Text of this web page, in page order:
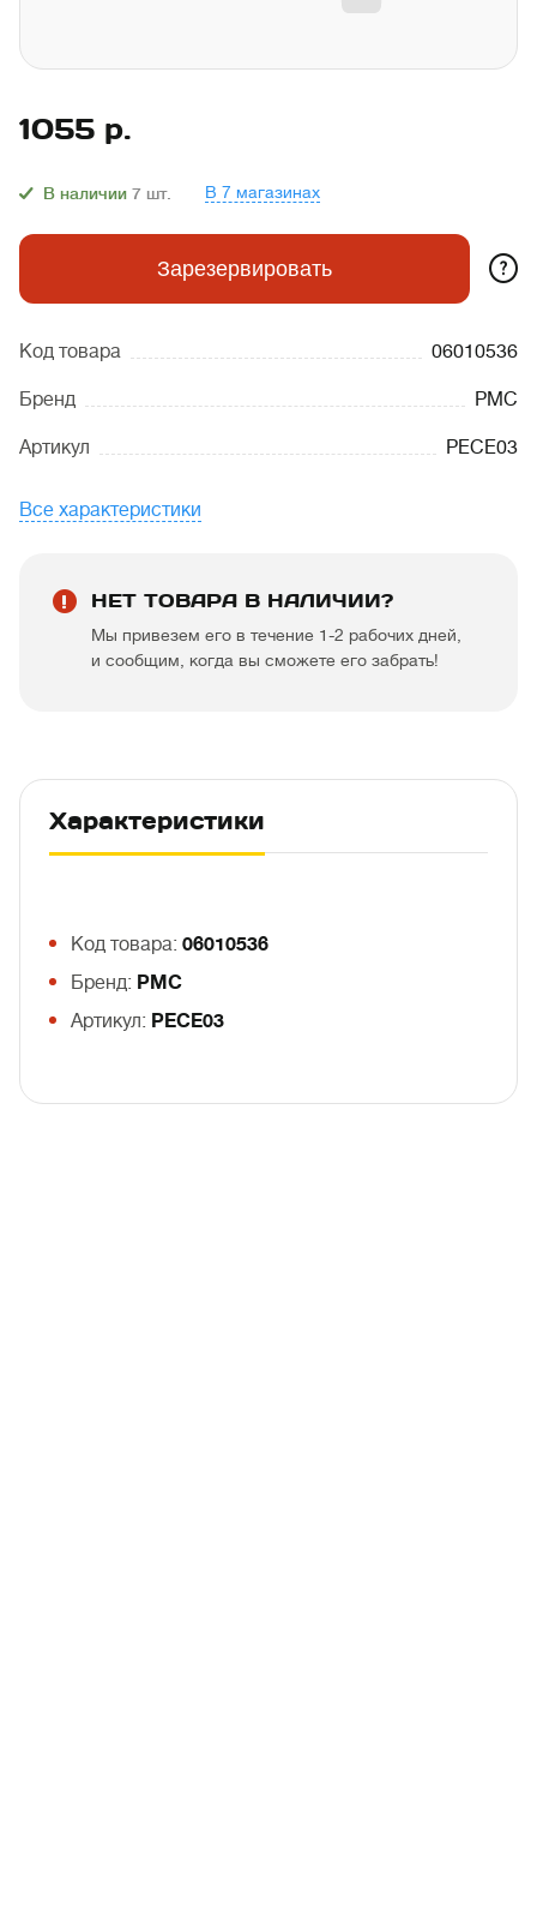
1055 р.
В наличии 7 шт. В 7 магазинах
Зарезервировать ?
Код товара 06010536
Бренд PMC
Артикул PECE03
Все характеристики
НЕТ ТОВАРА В НАЛИЧИИ?
Мы привезем его в течение 1-2 рабочих дней,
и сообщим, когда вы сможете его забрать!
Характеристики
Код товара: 06010536
Бренд: PMC
Артикул: PECE03